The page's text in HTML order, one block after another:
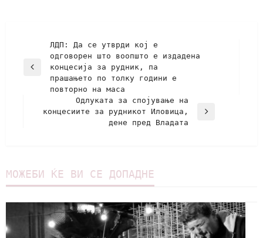
ЛДП: Да се утврди кој е
одговорен што воопшто е издадена
концесија за рудник, па
прашањето по толку години е
повторно на маса
Одлуката за спојување на
концесиите за рудникот Иловица,
дене пред Владата
МОЖЕБИ ЌЕ ВИ СЕ ДОПАДНЕ